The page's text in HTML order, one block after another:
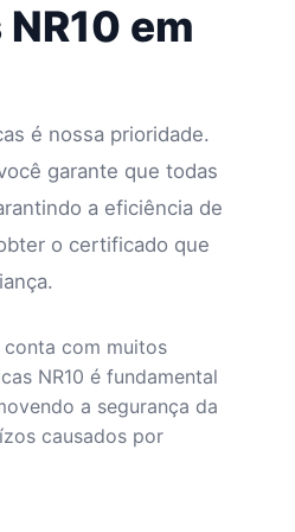
em
é nossa prioridade.
garante que todas
a eficiência de
o certificado que
conta com muitos
NR10 é fundamental
a segurança da
causados por